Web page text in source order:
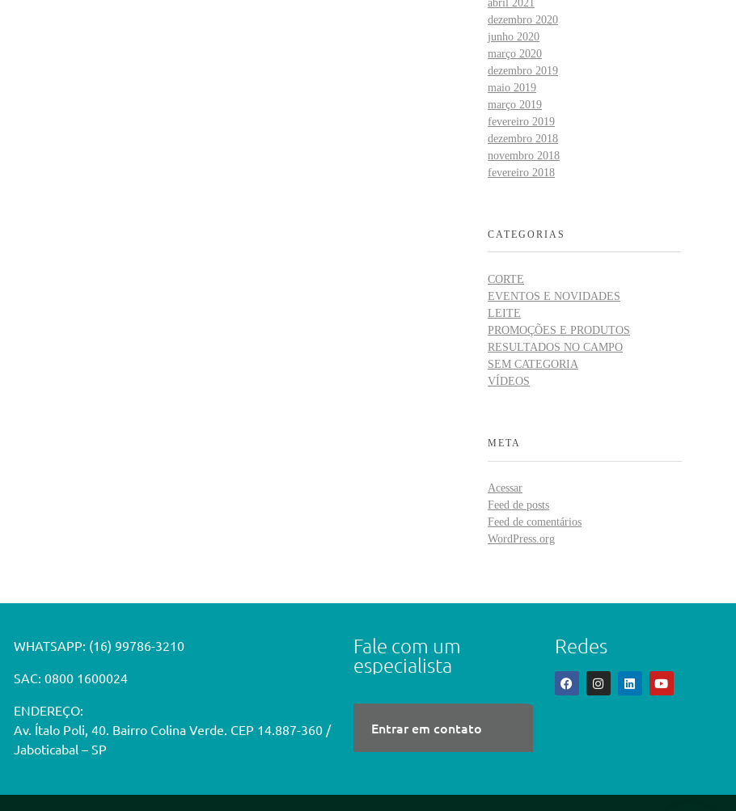
abril 2021
dezembro 2020
junho 2020
março 2020
dezembro 2019
maio 2019
março 2019
fevereiro 2019
dezembro 2018
novembro 2018
fevereiro 2018
CATEGORIAS
CORTE
EVENTOS E NOVIDADES
LEITE
PROMOÇÕES E PRODUTOS
RESULTADOS NO CAMPO
SEM CATEGORIA
VÍDEOS
META
Acessar
Feed de posts
Feed de comentários
WordPress.org
WHATSAPP: (16) 99786-3210
SAC: 0800 1600024
ENDEREÇO:
Av. Ítalo Poli, 40. Bairro Colina Verde. CEP 14.887-360 /
Jaboticabal – SP
Fale com um
especialista
Entrar em contato
Redes